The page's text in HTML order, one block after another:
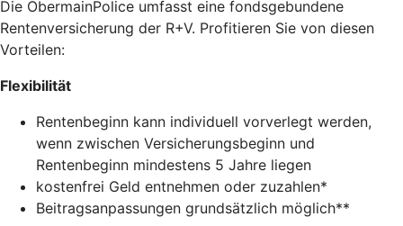
Die ObermainPolice umfasst eine fondsgebundene
Rentenversicherung der R+V. Profitieren Sie von diesen
Vorteilen:
Flexibilität
Rentenbeginn kann individuell vorverlegt werden,
wenn zwischen Versicherungsbeginn und
Rentenbeginn mindestens 5 Jahre liegen
kostenfrei Geld entnehmen oder zuzahlen*
Beitragsanpassungen grundsätzlich möglich**